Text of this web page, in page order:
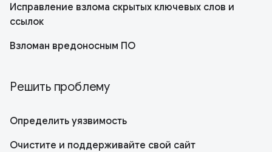
Исправление взлома скрытых ключевых слов и
ссылок
Взломан вредоносным ПО
Решить проблему
Определить уязвимость
Очистите и поддерживайте свой сайт